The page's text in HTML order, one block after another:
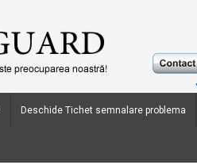
Deschide Tichet semnalare problema